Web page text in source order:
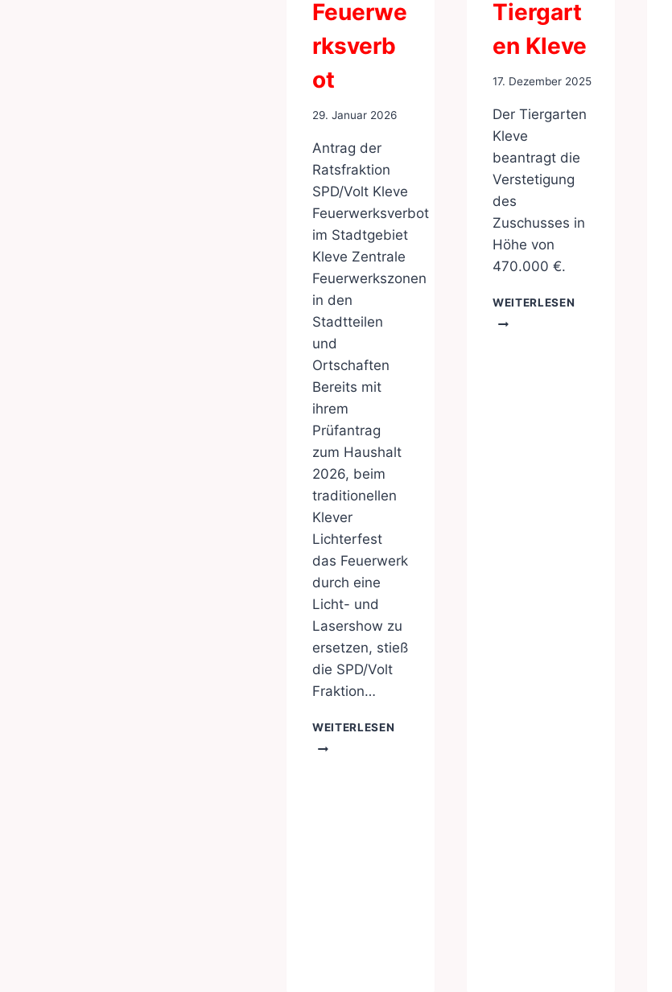
Feuerwe
rksverb
ot
29. Januar 2026
Antrag der
Ratsfraktion
SPD/Volt Kleve
Feuerwerksverbot
im Stadtgebiet
Kleve Zentrale
Feuerwerkszonen
in den
Stadtteilen
und
Ortschaften
Bereits mit
ihrem
Prüfantrag
zum Haushalt
2026, beim
traditionellen
Klever
Lichterfest
das Feuerwerk
durch eine
Licht- und
Lasershow zu
ersetzen, stieß
die SPD/Volt
Fraktion…
WEITERLESEN
Tiergart
en Kleve
17. Dezember 2025
Der Tiergarten
Kleve
beantragt die
Verstetigung
des
Zuschusses in
Höhe von
470.000 €.
WEITERLESEN